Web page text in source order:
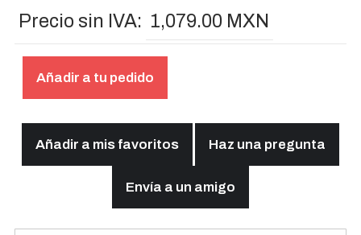
Precio sin IVA: 1,079.00 MXN
Añadir a tu pedido
Añadir a mis favoritos Haz una pregunta
Envía a un amigo